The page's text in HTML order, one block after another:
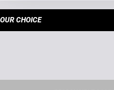
OUR CHOICE